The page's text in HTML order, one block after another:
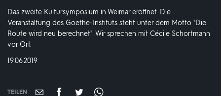
Das zweite Kultursymposium in Weimar eröffnet. Die
Veranstaltung des Goethe-Instituts steht unter dem Motto "Die
Route wird neu berechnet". Wir sprechen mit Cécile Schortmann
vor Ort.
DATUM:
19.06.2019
TEILEN